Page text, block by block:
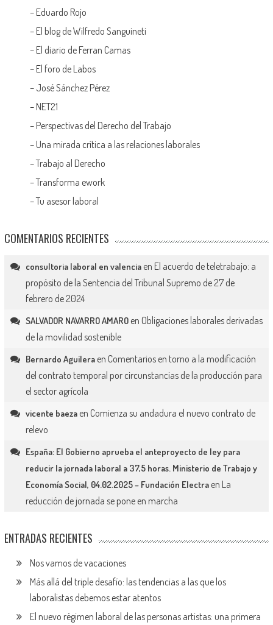
– Eduardo Rojo
– El blog de Wilfredo Sanguineti
– El diario de Ferran Camas
– El foro de Labos
– José Sánchez Pérez
– NET21
– Perspectivas del Derecho del Trabajo
– Una mirada crítica a las relaciones laborales
–Trabajo al Derecho
–Transforma ework
–Tu asesor laboral
COMENTARIOS RECIENTES
consultoria laboral en valenciaen El acuerdo de teletrabajo: a
propósito de la Sentencia del Tribunal Supremo de 27 de
febrero de 2024
SALVADOR NAVARRO AMAROen Obligaciones laborales derivadas
de la movilidad sostenible
Bernardo Aguileraen Comentarios en torno a la modificación
del contrato temporal por circunstancias de la producción para
el sector agrícola
vicente baezaen Comienza su andadura el nuevo contrato de
relevo
España: El Gobierno aprueba el anteproyecto de ley para
reducir la jornada laboral a 37,5 horas. Ministerio de Trabajo y
Economía Social, 04.02.2025 – Fundación Electraen La
reducción de jornada se pone en marcha
ENTRADAS RECIENTES
Nos vamos de vacaciones
Más allá del triple desafío: las tendencias a las que los
laboralistas debemos estar atentos
El nuevo régimen laboral de las personas artistas: una primera